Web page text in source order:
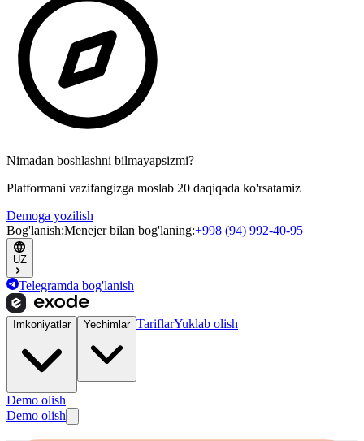
Nimadan boshlashni bilmayapsizmi?
Platformani vazifangizga moslab 20 daqiqada ko'rsatamiz
Demoga yozilish
Bog'lanish:Menejer bilan bog'laning:+998 (94) 992-40-95
UZ
Telegramda bog'lanish
Imkoniyatlar Yechimlar TariflarYuklab olish
Demo olish
Demo olish